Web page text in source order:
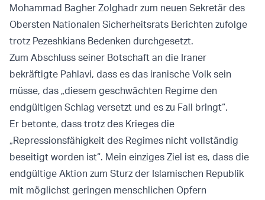
Mohammad Bagher Zolghadr zum neuen Sekretär des
Obersten Nationalen Sicherheitsrats Berichten zufolge
trotz Pezeshkians Bedenken durchgesetzt.
Zum Abschluss seiner Botschaft an die Iraner
bekräftigte Pahlavi, dass es das iranische Volk sein
müsse, das „diesem geschwächten Regime den
endgültigen Schlag versetzt und es zu Fall bringt“.
Er betonte, dass trotz des Krieges die
„Repressionsfähigkeit des Regimes nicht vollständig
beseitigt worden ist“. Mein einziges Ziel ist es, dass die
endgültige Aktion zum Sturz der Islamischen Republik
mit möglichst geringen menschlichen Opfern